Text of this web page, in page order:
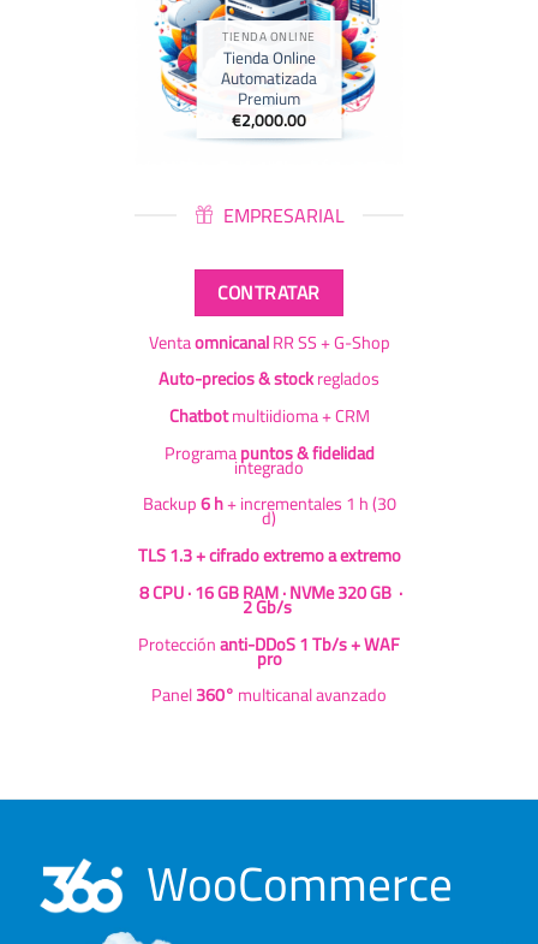
TIENDA ONLINE
Tienda Online
Automatizada
Premium
€2,000.00
EMPRESARIAL
CONTRATAR
VentaomnicanalRR SS + G-Shop
Auto-precios & stockreglados
Chatbotmultiidioma + CRM
Programapuntos & fidelidad
integrado
Backup6 h+ incrementales 1 h (30
d)
TLS 1.3 + cifrado extremo a extremo
8 CPU · 16 GB RAM · NVMe 320 GB ·
2 Gb/s
Protecciónanti-DDoS 1 Tb/s + WAF
pro
Panel360°multicanal avanzado
WooCommerce